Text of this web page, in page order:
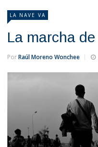
LA NAVE VA
La marcha
PorRaúl Moreno Wonchee